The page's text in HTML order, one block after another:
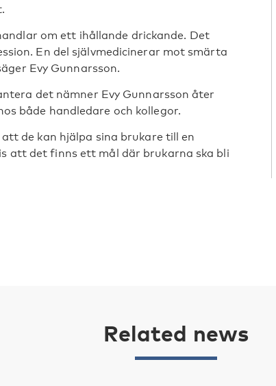
om ett ihållande drickande. Det
En del självmedicinerar mot smärta
Evy Gunnarsson.
det nämner Evy Gunnarsson åter
både handledare och kollegor.
de kan hjälpa sina brukare till en
att det finns ett mål där brukarna ska bli
Related news